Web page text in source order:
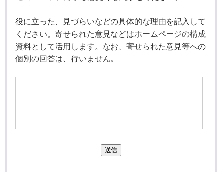
役に立った、見づらいなどの具体的な理由を記入して
ください。寄せられた意見などはホームページの構成
資料として活用します。なお、寄せられた意見等への
個別の回答は、行いません。
送信